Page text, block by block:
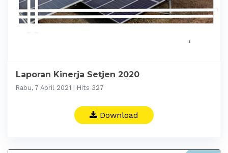
Laporan Kinerja Setjen 2020
Rabu, 7 April 2021 | Hits 327
Download